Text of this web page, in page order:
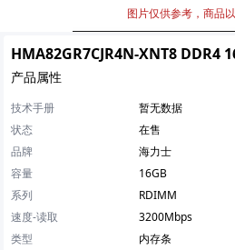
图片仅供参考，商品
HMA82GR7CJR4N-XNT8 DDR4
产品属性
技术手册
暂无数据
状态
在售
品牌
海力士
容量
16GB
系列
RDIMM
速度-读取
3200Mbps
类型
内存条